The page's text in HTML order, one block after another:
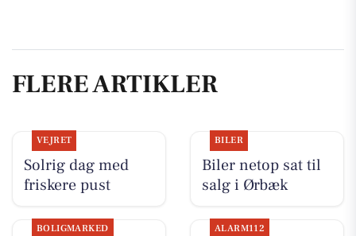
FLERE ARTIKLER
VEJRET
Solrig dag med
friskere pust
BILER
Biler netop sat til
salg i Ørbæk
BOLIGMARKED ALARM112